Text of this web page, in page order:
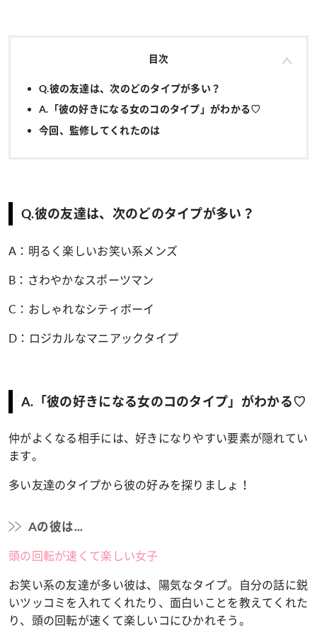
目次
Q.彼の友達は、次のどのタイプが多い？
A.「彼の好きになる女のコのタイプ」がわかる♡
今回、監修してくれたのは
Q.彼の友達は、次のどのタイプが多い？
A：明るく楽しいお笑い系メンズ
B：さわやかなスポーツマン
C：おしゃれなシティボーイ
D：ロジカルなマニアックタイプ
A.「彼の好きになる女のコのタイプ」がわかる♡
仲がよくなる相手には、好きになりやすい要素が隠れてい
ます。
多い友達のタイプから彼の好みを探りましょ！
Aの彼は...
頭の回転が速くて楽しい女子
お笑い系の友達が多い彼は、陽気なタイプ。自分の話に鋭
いツッコミを入れてくれたり、面白いことを教えてくれた
り、頭の回転が速くて楽しいコにひかれそう。